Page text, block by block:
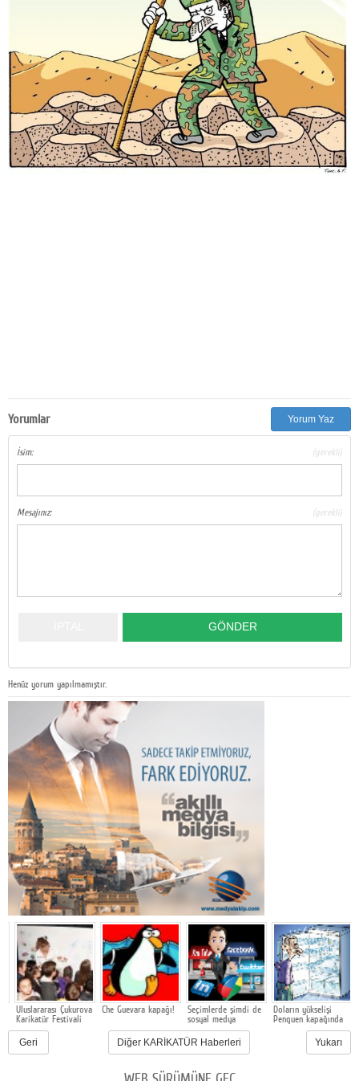
Yorumlar Yorum Yaz
İsim: (gerekli)
Mesajınız: (gerekli)
Henüz yorum yapılmamıştır.
Uluslararası Çukurova
Karikatür Festivali
Che Guevara kapağı!
Seçimlerde şimdi de
sosyal medya
propagandası
Doların yükselişi
Penguen kapağında
Geri Diğer KARİKATÜR Haberleri Yukarı